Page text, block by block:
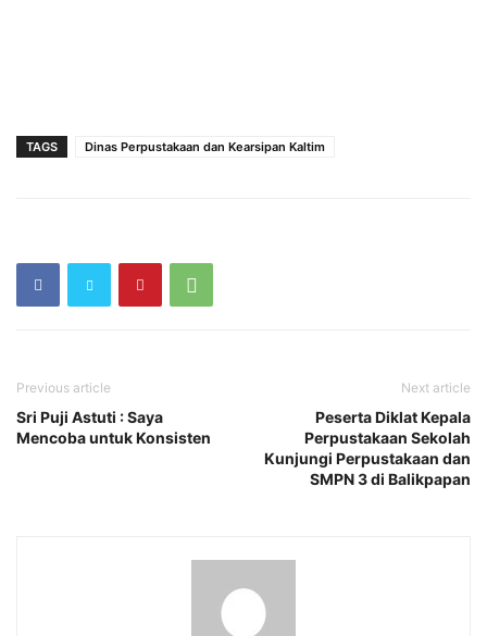
TAGS Dinas Perpustakaan dan Kearsipan Kaltim
Previous article
Sri Puji Astuti : Saya
Mencoba untuk Konsisten
Next article
Peserta Diklat Kepala
Perpustakaan Sekolah
Kunjungi Perpustakaan dan
SMPN 3 di Balikpapan